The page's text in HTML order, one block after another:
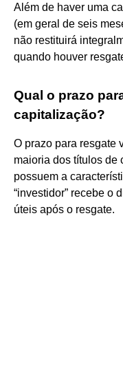
Além de haver uma
(em geral de seis
não restituirá
quando houver
Qual o prazo
capitalização?
O prazo para resgate
maioria dos títulos de
possuem a
“investidor” recebe o
úteis após o resgate.